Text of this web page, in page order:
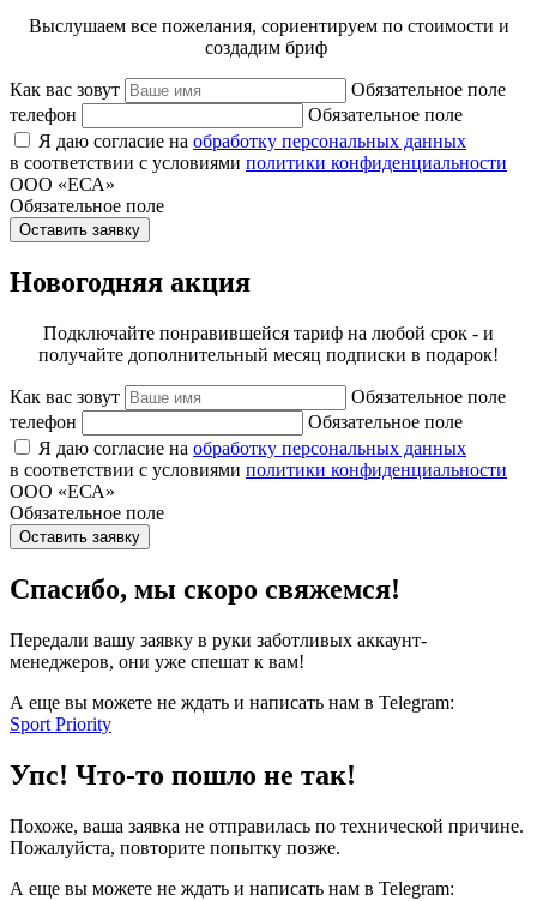
Выслушаем все пожелания, сориентируем по стоимости и
создадим бриф
Как вас зовут
Обязательное поле
телефон
Обязательное поле
Я даю согласие на обработку персональных данных
в соответствии с условиями политики конфиденциальности
ООО «ЕСА»
Обязательное поле
Оставить заявку
Новогодняя акция
Подключайте понравившейся тариф на любой срок - и
получайте дополнительный месяц подписки в подарок!
Как вас зовут
Обязательное поле
телефон
Обязательное поле
Я даю согласие на обработку персональных данных
в соответствии с условиями политики конфиденциальности
ООО «ЕСА»
Обязательное поле
Оставить заявку
Спасибо, мы скоро свяжемся!
Передали вашу заявку в руки заботливых аккаунт-
менеджеров, они уже спешат к вам!
А еще вы можете не ждать и написать нам в Telegram:
Sport Priority
Упс! Что-то пошло не так!
Похоже, ваша заявка не отправилась по технической причине.
Пожалуйста, повторите попытку позже.
А еще вы можете не ждать и написать нам в Telegram: